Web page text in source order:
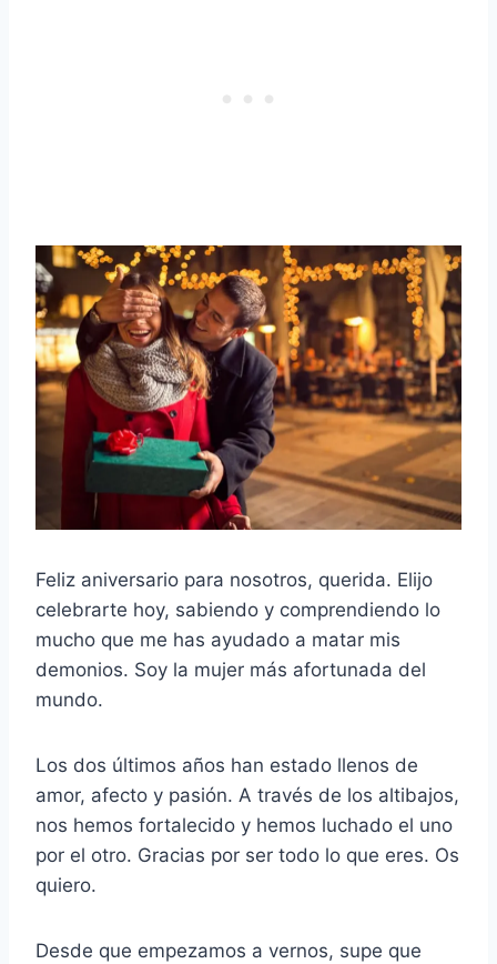
Feliz aniversario para nosotros, querida. Elijo
celebrarte hoy, sabiendo y comprendiendo lo
mucho que me has ayudado a matar mis
demonios. Soy la mujer más afortunada del
mundo.
Los dos últimos años han estado llenos de
amor, afecto y pasión. A través de los altibajos,
nos hemos fortalecido y hemos luchado el uno
por el otro. Gracias por ser todo lo que eres. Os
quiero.
Desde que empezamos a vernos, supe que